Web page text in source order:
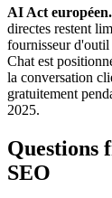
AI Act européen.
directes restent
fournisseur
Chat est
la conversation
gratuitement
2025.
Questions
SEO